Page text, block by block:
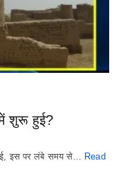
में शुरू हुई?
इस पर लंबे समय से… Read